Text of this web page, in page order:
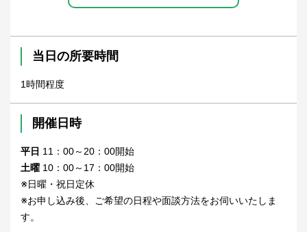
当日の所要時間
1時間程度
開催日時
平日 11：00～20：00開始
土曜 10：00～17：00開始
※日曜・祝日定休
※お申し込み後、ご希望の日程や面談方法をお伺いいたしま
す。